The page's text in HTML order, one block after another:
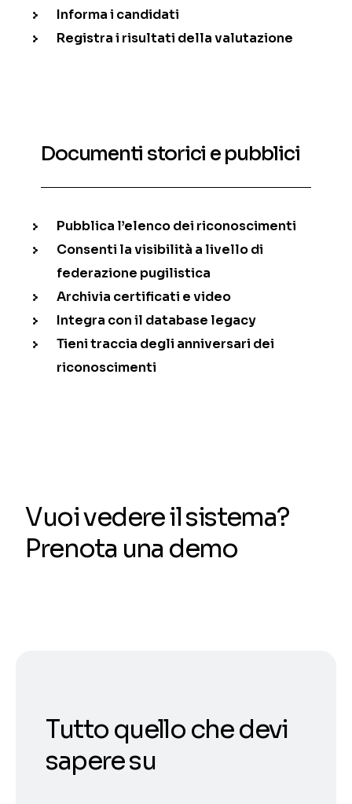
Informa i candidati
Registra i risultati della valutazione
Documenti storici e pubblici
Pubblica l’elenco dei riconoscimenti
Consenti la visibilità a livello di
federazione pugilistica
Archivia certificati e video
Integra con il database legacy
Tieni traccia degli anniversari dei
riconoscimenti
Vuoi vedere il sistema?
Prenota una demo
Tutto quello che devi
sapere su